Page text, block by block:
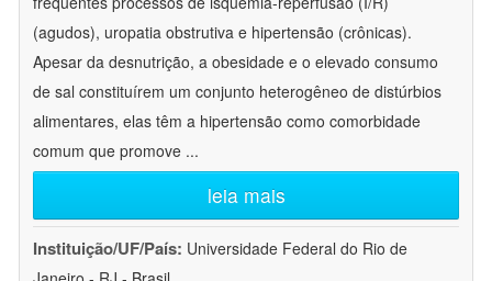
(agudos), uropatia obstrutiva e hipertensão (crônicas).
Apesar da desnutrição, a obesidade e o elevado consumo
de sal constituírem um conjunto heterogêneo de distúrbios
alimentares, elas têm a hipertensão como comorbidade
comum que promove ...
leia mais
Instituição/UF/País: Universidade Federal do Rio de